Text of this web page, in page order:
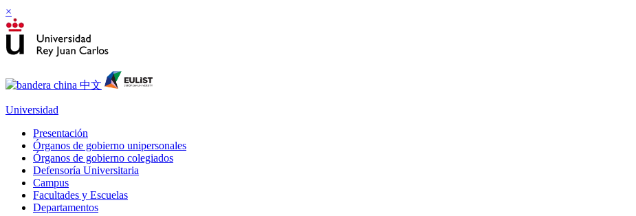
×
Universidad
Presentación
Órganos de gobierno unipersonales
Órganos de gobierno colegiados
Defensoría Universitaria
Campus
Facultades y Escuelas
Departamentos